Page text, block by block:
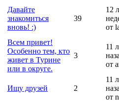
Давайте
знакомиться
вновь! :)
39
12
от
Всем привет!
Особенно тем, кто
живет в Турине
или в округе.
3
11
от
Ищу друзей 2
11
от